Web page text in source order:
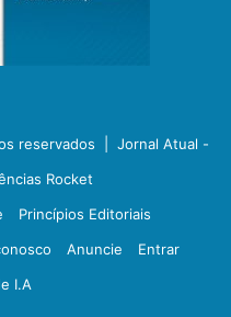
reservados | Jornal Atual -
Rocket
Princípios Editoriais
Anuncie
Entrar
I.A